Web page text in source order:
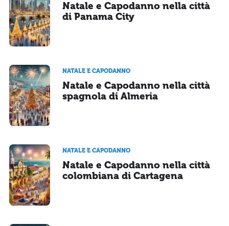
Natale e Capodanno nella città
di Panama City
NATALE E CAPODANNO
Natale e Capodanno nella città
spagnola di Almeria
NATALE E CAPODANNO
Natale e Capodanno nella città
colombiana di Cartagena